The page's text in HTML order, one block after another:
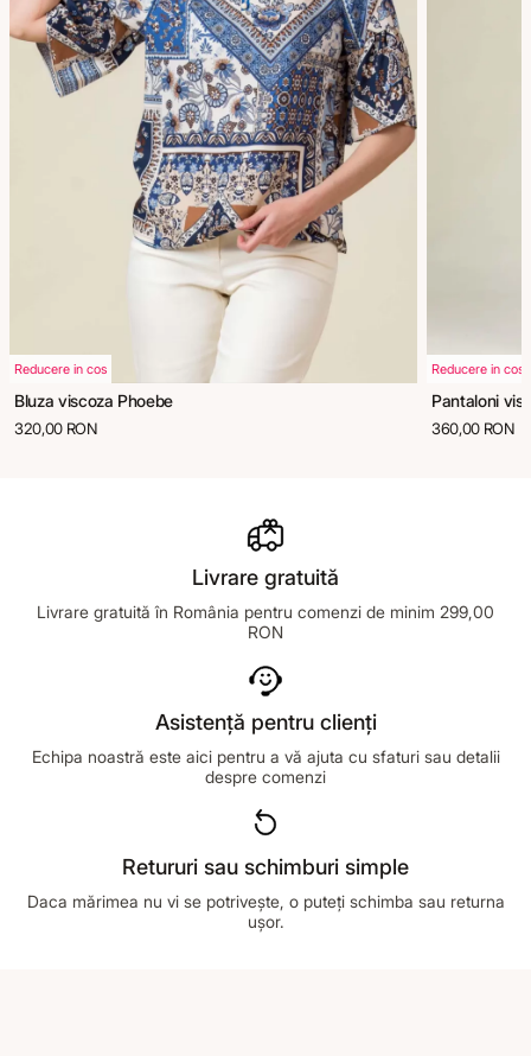
Reducere in cos
Bluza viscoza Phoebe
320,00 RON
Reducere in cos
Pantaloni
360,00 RON
Livrare gratuită
Livrare gratuită în România pentru comenzi de minim 299,00
RON
Asistență pentru clienți
Echipa noastră este aici pentru a vă ajuta cu sfaturi sau detalii
despre comenzi
Retururi sau schimburi simple
Daca mărimea nu vi se potrivește, o puteți schimba sau returna
ușor.